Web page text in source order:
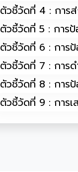
ตัวชี้วัดที่ 4 : การ
ตัวชี้วัดที่ 5 : การ
ตัวชี้วัดที่ 6 : การ
ตัวชี้วัดที่ 7 : การ
ตัวชี้วัดที่ 8 : การ
ตัวชี้วัดที่ 9 : การ